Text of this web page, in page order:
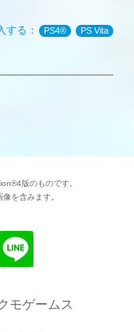
する： PS4® PS Vita
版のものです。
を含みます。
モゲームス